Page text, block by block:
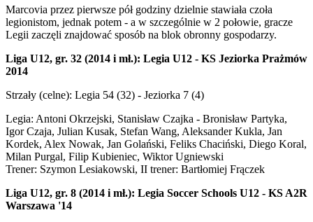
Marcovia przez pierwsze pół godziny dzielnie stawiała czoła
legionistom, jednak potem - a w szczególnie w 2 połowie, gracze
Legii zaczęli znajdować sposób na blok obronny gospodarzy.
Liga U12, gr. 32 (2014 i mł.): Legia U12 - KS Jeziorka Prażmów
2014
Strzały (celne): Legia 54 (32) - Jeziorka 7 (4)
Legia: Antoni Okrzejski, Stanisław Czajka - Bronisław Partyka,
Igor Czaja, Julian Kusak, Stefan Wang, Aleksander Kukla, Jan
Kordek, Alex Nowak, Jan Golański, Feliks Chaciński, Diego Koral,
Milan Purgal, Filip Kubieniec, Wiktor Ugniewski
Trener: Szymon Lesiakowski, II trener: Bartłomiej Frączek
Liga U12, gr. 8 (2014 i mł.): Legia Soccer Schools U12 - KS A2R
Warszawa '14